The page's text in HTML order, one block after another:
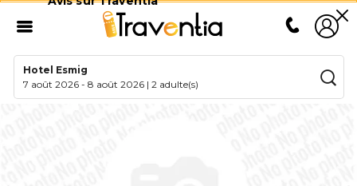
Hotel Esmig
7 août 2026 -8 août 2026 |2 adulte(s)